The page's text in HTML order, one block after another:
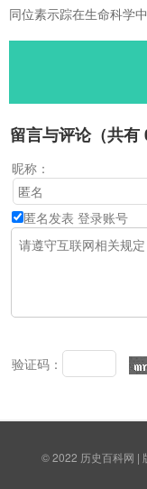
同位素示踪在生命科学
留言与评论（共有
昵称：
匿名发表 登录账号
验证码：
© 2022 历史百科网 |